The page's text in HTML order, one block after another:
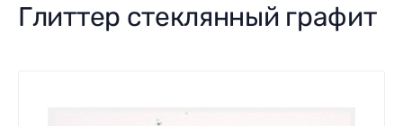
Глиттер стеклянный графит